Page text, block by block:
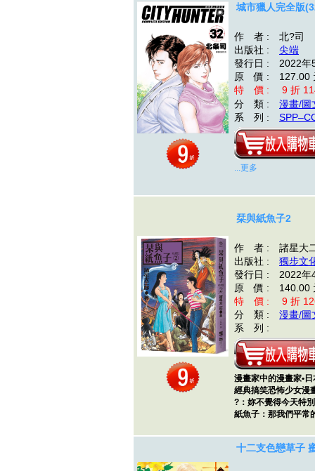
城市獵人完全版
作 者 : 北?司
出版社 : 尖端
發行日 : 2022年
原 價 : 127.00
特 價 : 9 折
分 類 : 漫畫/圖
系 列 :
...更多
栞與紙魚子2
作 者 : 諸星大
出版社 : 獨步文
發行日 : 2022年
原 價 : 140.00
特 價 : 9 折
分 類 : 漫畫/圖
系 列 :
漫畫家中的漫畫家•
經典搞笑恐怖少女漫
?：妳不覺得今天特
紙魚子：那我們平
十二支色戀草子